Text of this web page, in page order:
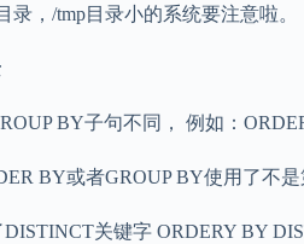
录，/tmp目录小的系统要注意啦。
BY子句不同， 例如：
BY或者GROUP BY使用了不是
关键字 ORDERY BY